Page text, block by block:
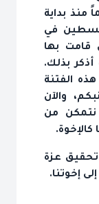
منذ بداية
إلى فلسطين في
قامت بها
بذلك.
الفتنة
والآن
نتمكن من
تحقيق عزة
إخوتنا.